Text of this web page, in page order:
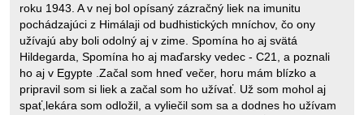
roku 1943. A v nej bol opísaný zázračný liek na imunitu
pochádzajúci z Himálaji od budhistických mníchov, čo ony
užívajú aby boli odolný aj v zime. Spomína ho aj svätá
Hildegarda, Spomína ho aj maďarsky vedec - C21, a poznali
ho aj v Egypte .Začal som hneď večer, horu mám blízko a
pripravil som si liek a začal som ho užívať. Už som mohol aj
spať,lekára som odložil, a vyliečil som sa a dodnes ho užívam